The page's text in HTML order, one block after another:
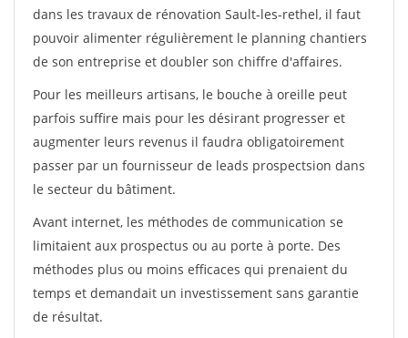
dans les travaux de rénovation Sault-les-rethel, il faut
pouvoir alimenter régulièrement le planning chantiers
de son entreprise et doubler son chiffre d'affaires.
Pour les meilleurs artisans, le bouche à oreille peut
parfois suffire mais pour les désirant progresser et
augmenter leurs revenus il faudra obligatoirement
passer par un fournisseur de leads prospectsion dans
le secteur du bâtiment.
Avant internet, les méthodes de communication se
limitaient aux prospectus ou au porte à porte. Des
méthodes plus ou moins efficaces qui prenaient du
temps et demandait un investissement sans garantie
de résultat.